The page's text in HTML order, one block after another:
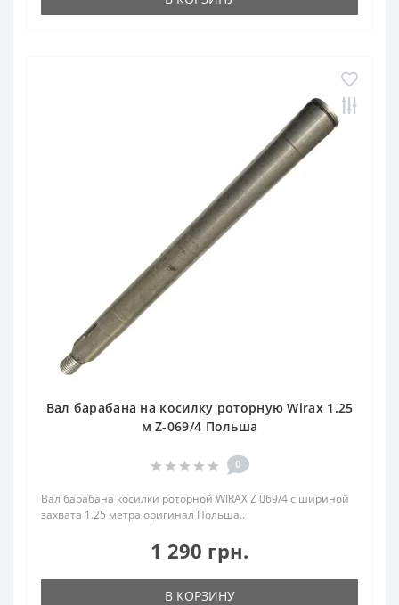
Вал барабана на косилку роторную Wirax 1.25
м Z-069/4 Польша
0
Вал барабана косилки роторной WIRAX Z 069/4 с шириной
захвата 1.25 метра оригинал Польша..
1 290 грн.
В КОРЗИНУ